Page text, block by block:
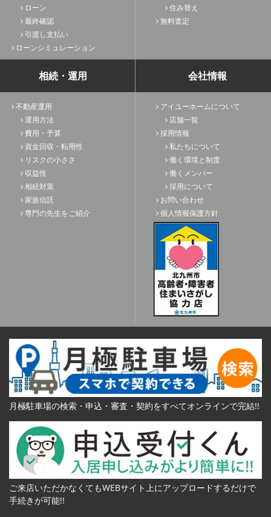
ローン
最終確認
引渡し支払い
ローンシミュレーション
住み替え
無料査定
相続・運用
不動産運用
運用方法
費用・予算
資金回収・転用性
リスクの小ささ
収益性
相続対策
家族信託
専門の先生をご紹介
会社情報
アイユーホームについて
店舗一覧
採用情報
私たちについて
働く環境と制度
働くメンバー
採用について
お問い合わせ
個人情報保護方針
月極駐車場の検索・申込・審査・契約をすべてオンラインで完結!!
ご来店いただかなくてもWEBサイト上にアップロードするだけで
手続きが可能!!